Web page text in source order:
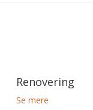
Renovering
Se mere